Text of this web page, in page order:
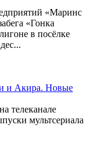
«Маринс
«Гонка
в посёлке
и Акира. Новые
телеканале
мультсериала